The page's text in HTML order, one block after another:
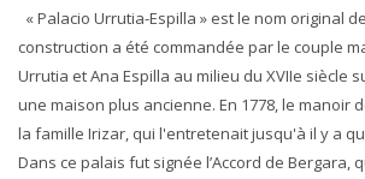
« Palacio Urrutia-Espilla » est le nom original
construction a été commandée par le couple
Urrutia et Ana Espilla au milieu du XVIIe siècle
une maison plus ancienne. En 1778, le manoir
la famille Irizar, qui l'entretenait jusqu'à il y a
Dans ce palais fut signée l’Accord de Bergara,